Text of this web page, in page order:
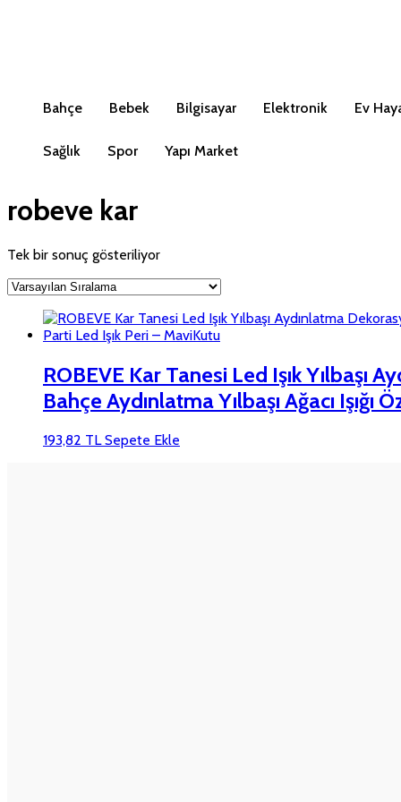
Bahçe Bebek Bilgisayar Elektronik Ev
Sağlık Spor Yapı Market
robeve kar
Tek bir sonuç gösteriliyor
ROBEVE Kar Tanesi Led Işık Yılbaşı
Bahçe Aydınlatma Yılbaşı Ağacı
193,82 TL Sepete Ekle